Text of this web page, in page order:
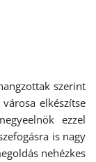
szerint
elkészítse
ezzel
is nagy
nehézkes